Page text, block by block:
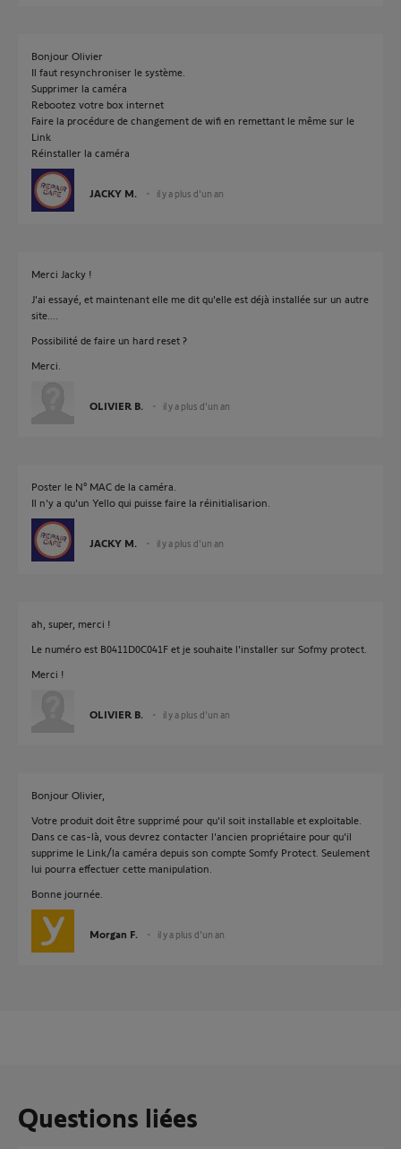
Bonjour Olivier
Il faut resynchroniser le système.
Supprimer la caméra
Rebootez votre box internet
Faire la procédure de changement de wifi en remettant le même sur le
Link
Réinstaller la caméra
JACKY M. il y a plus d'un an
Merci Jacky !
J'ai essayé, et maintenant elle me dit qu'elle est déjà installée sur un autre
site....
Possibilité de faire un hard reset ?
Merci.
OLIVIER B. il y a plus d'un an
Poster le N° MAC de la caméra.
Il n'y a qu'un Yello qui puisse faire la réinitialisarion.
JACKY M. il y a plus d'un an
ah, super, merci !
Le numéro est B0411D0C041F et je souhaite l'installer sur Sofmy protect.
Merci !
OLIVIER B. il y a plus d'un an
Bonjour Olivier,
Votre produit doit être supprimé pour qu'il soit installable et exploitable.
Dans ce cas-là, vous devrez contacter l'ancien propriétaire pour qu'il
supprime le Link/la caméra depuis son compte Somfy Protect. Seulement
lui pourra effectuer cette manipulation.
Bonne journée.
Morgan F. il y a plus d'un an
Questions liées